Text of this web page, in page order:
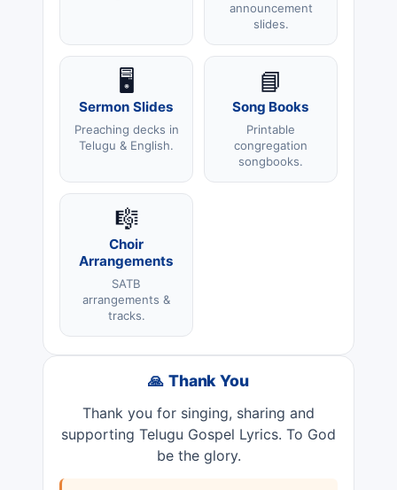
announcement
slides.
🖥️
Sermon Slides
Preaching decks in
Telugu & English.
📘
Song Books
Printable
congregation
songbooks.
🎼
Choir
Arrangements
SATB
arrangements &
tracks.
🙏 Thank You
Thank you for singing, sharing and
supporting Telugu Gospel Lyrics. To God
be the glory.